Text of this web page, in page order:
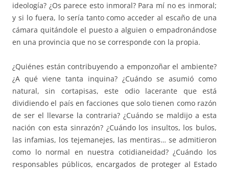
ideología? ¿Os parece esto inmoral? Para mí no es inmoral;
y si lo fuera, lo sería tanto como acceder al escaño de una
cámara quitándole el puesto a alguien o empadronándose
en una provincia que no se corresponde con la propia.
¿Quiénes están contribuyendo a emponzoñar el ambiente?
¿A qué viene tanta inquina? ¿Cuándo se asumió como
natural, sin cortapisas, este odio lacerante que está
dividiendo el país en facciones que solo tienen como razón
de ser el llevarse la contraria? ¿Cuándo se maldijo a esta
nación con esta sinrazón? ¿Cuándo los insultos, los bulos,
las infamias, los tejemanejes, las mentiras… se admitieron
como lo normal en nuestra cotidianeidad? ¿Cuándo los
responsables públicos, encargados de proteger al Estado